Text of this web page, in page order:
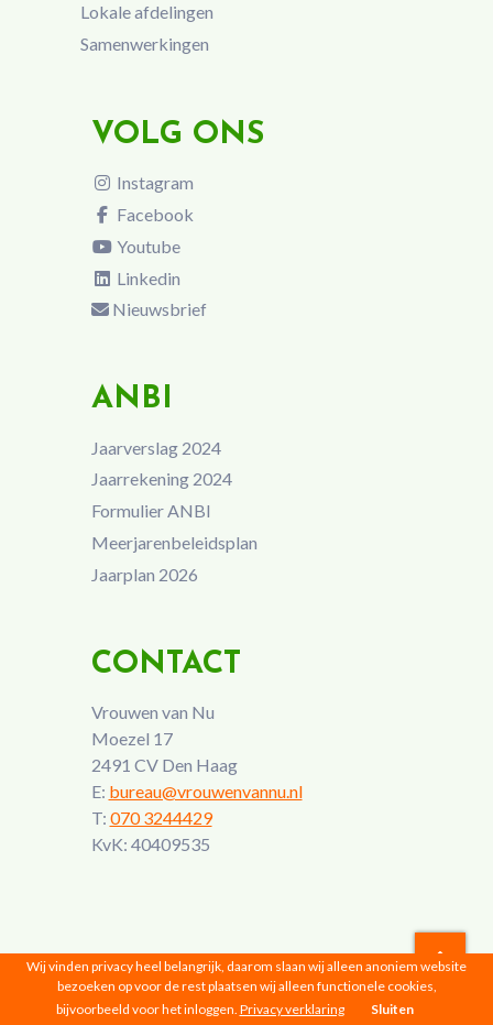
Lokale afdelingen
Samenwerkingen
VOLG ONS
Instagram
Facebook
Youtube
Linkedin
Nieuwsbrief
ANBI
Jaarverslag 2024
Jaarrekening 2024
Formulier ANBI
Meerjarenbeleidsplan
Jaarplan 2026
CONTACT
Vrouwen van Nu
Moezel 17
2491 CV Den Haag
E: bureau@vrouwenvannu.nl
T: 070 3244429
KvK: 40409535
Vrouwen van Nu © 2026 |Privacyverklaring
Wij vinden privacy heel belangrijk, daarom slaan wij alleen anoniem website
bezoeken op voor de rest plaatsen wij alleen functionele cookies,
bijvoorbeeld voor het inloggen. Privacy verklaring Sluiten